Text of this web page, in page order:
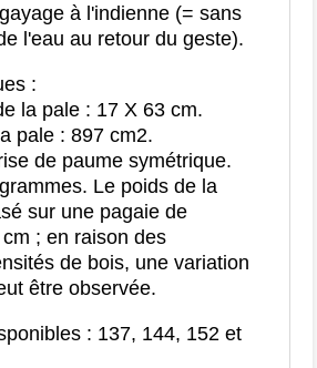
à l'indienne (= sans
l'eau au retour du geste).
:
la pale : 17 X 63 cm.
pale : 897 cm2.
de paume symétrique.
Le poids de la
sur une pagaie de
; en raison des
de bois, une variation
être observée.
: 137, 144, 152 et